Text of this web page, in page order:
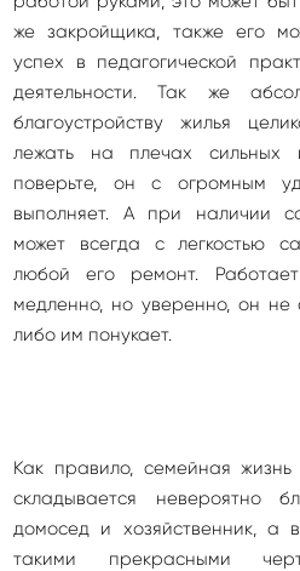
же закройщика, также его
успех в педагогической
деятельности. Так же
благоустройству жилья
лежать на плечах сильных
поверьте, он с огромным
выполняет. А при наличии
может всегда с легкостью
любой его ремонт.
медленно, но уверенно, он не
либо им понукает.
Как правило, семейная жизнь
складывается невероятно
домосед и хозяйственник, а
такими прекрасными